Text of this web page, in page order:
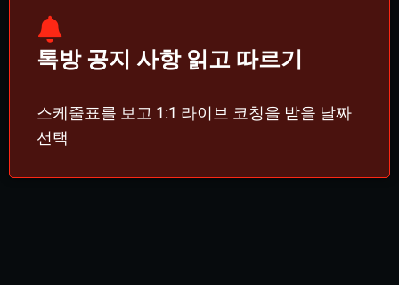
톡방 공지 사항 읽고 따르기
스케줄표를 보고 1:1 라이브 코칭을 받을 날짜
선택